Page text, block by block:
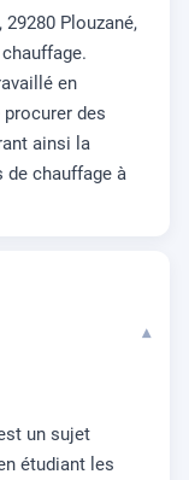
Plouzané,
en
des
ainsi la
chauffage à
▾
un sujet
étudiant les